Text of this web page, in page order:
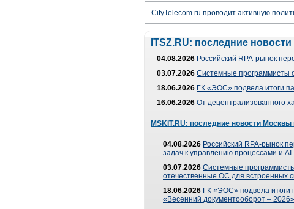
CityTelecom.ru проводит активную
ITSZ.RU: последние
04.08.2026 Российский RPA-рынок
03.07.2026 Системные программисты
18.06.2026 ГК «ЭОС» подвела итоги
16.06.2026 От децентрализованного
MSKIT.RU: последние новости Москвы
04.08.2026 Российский RPA-рынок
задач к управлению процессами и AI
03.07.2026 Системные
отечественные ОС для встроенных
18.06.2026 ГК «ЭОС» подвела итоги
«Весенний документооборот – 2026»